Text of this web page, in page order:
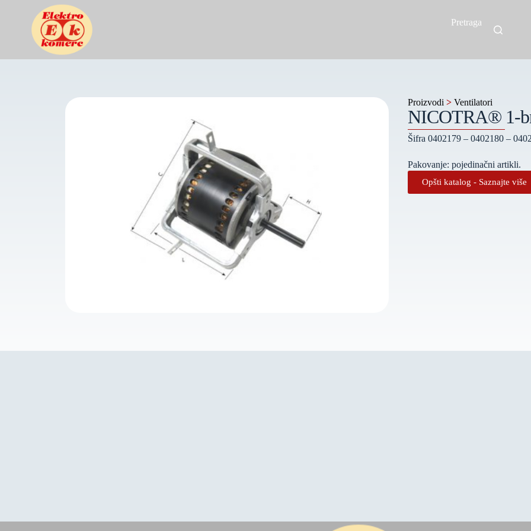
Pretraga
Proizvodi > Ventilatori
NICOTRA® 1-
Šifra 0402179 – 0402180 –
Pakovanje: pojedinačni artikli.
Opšti katalog - Saznajte više